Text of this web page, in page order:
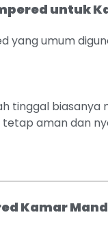
untuk
yang umum
tinggal biasanya
aman dan
Kamar